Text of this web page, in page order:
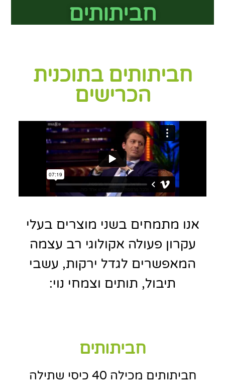
חביתותים
חביתותים בתוכנית
הכרישים
אנו מתמחים בשני מוצרים בעלי
עקרון פעולה אקולוגי רב עצמה
המאפשרים לגדל ירקות, עשבי
תיבול, תותים וצמחי נוי:
חביתותים
חביתותים מכילה 40 כיסי שתילה